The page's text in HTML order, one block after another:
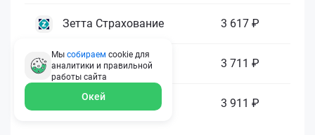
Зетта Страхование 3 617 ₽
ГАЙДЕ 3 711 ₽
МАКС 3 911 ₽
Мы собираем cookie для
аналитики и правильной
работы сайта
Окей